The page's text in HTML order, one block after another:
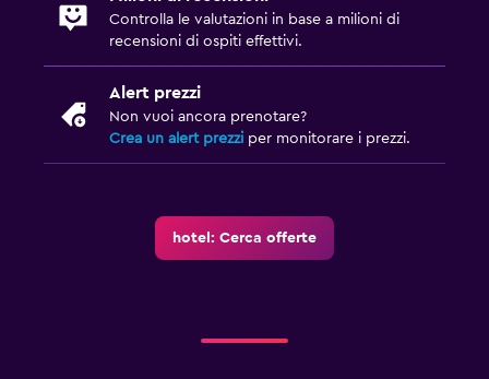
Controlla le valutazioni in base a milioni di
recensioni di ospiti effettivi.
Alert prezzi
Non vuoi ancora prenotare?
Crea un alert prezzi per monitorare i prezzi.
hotel: Cerca offerte